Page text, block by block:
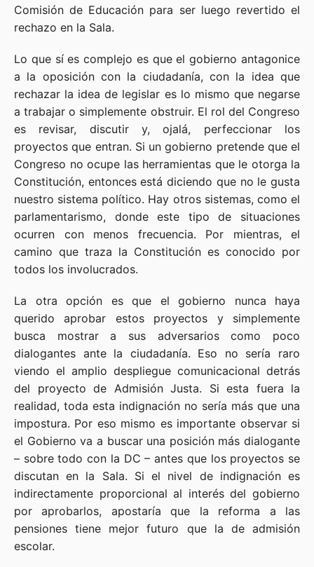
Comisión de Educación para ser luego revertido el
rechazo en la Sala.
Lo que sí es complejo es que el gobierno antagonice
a la oposición con la ciudadanía, con la idea que
rechazar la idea de legislar es lo mismo que negarse
a trabajar o simplemente obstruir. El rol del Congreso
es revisar, discutir y, ojalá, perfeccionar los
proyectos que entran. Si un gobierno pretende que el
Congreso no ocupe las herramientas que le otorga la
Constitución, entonces está diciendo que no le gusta
nuestro sistema político. Hay otros sistemas, como el
parlamentarismo, donde este tipo de situaciones
ocurren con menos frecuencia. Por mientras, el
camino que traza la Constitución es conocido por
todos los involucrados.
La otra opción es que el gobierno nunca haya
querido aprobar estos proyectos y simplemente
busca mostrar a sus adversarios como poco
dialogantes ante la ciudadanía. Eso no sería raro
viendo el amplio despliegue comunicacional detrás
del proyecto de Admisión Justa. Si esta fuera la
realidad, toda esta indignación no sería más que una
impostura. Por eso mismo es importante observar si
el Gobierno va a buscar una posición más dialogante
– sobre todo con la DC – antes que los proyectos se
discutan en la Sala. Si el nivel de indignación es
indirectamente proporcional al interés del gobierno
por aprobarlos, apostaría que la reforma a las
pensiones tiene mejor futuro que la de admisión
escolar.